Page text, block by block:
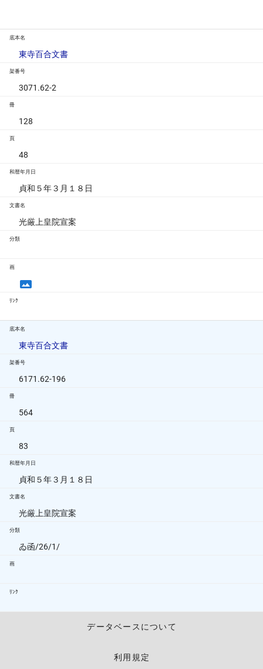
底本名
東寺百合文書
架番号
3071.62-2
冊
128
頁
48
和暦年月日
貞和５年３月１８日
文書名
光厳上皇院宣案
分類
画
ﾘﾝｸ
底本名
東寺百合文書
架番号
6171.62-196
冊
564
頁
83
和暦年月日
貞和５年３月１８日
文書名
光厳上皇院宣案
分類
ゐ函/26/1/
画
ﾘﾝｸ
データベースについて
利用規定